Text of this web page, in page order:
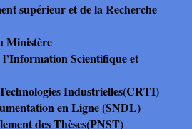
supérieur et de la Recherche
Ministère
Scientifique et
Industrielles(CRTI)
en Ligne (SNDL)
des Thèses(PNST)